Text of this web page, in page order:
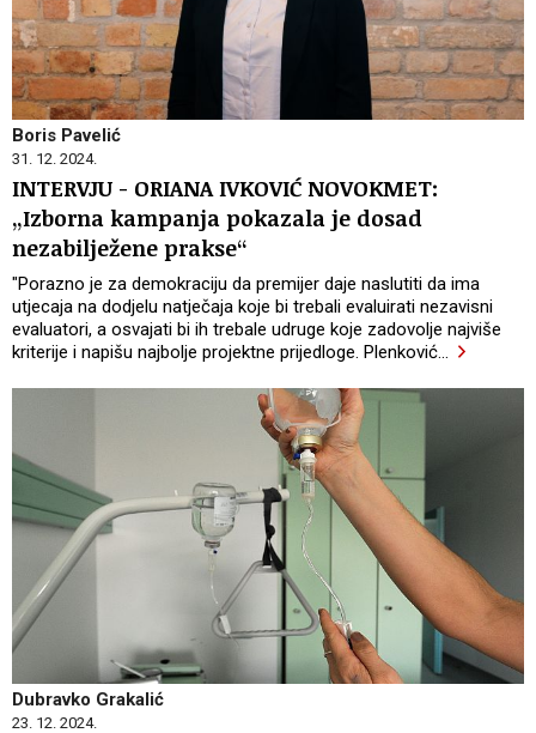
Boris Pavelić
31. 12. 2024.
INTERVJU - ORIANA IVKOVIĆ NOVOKMET:
„Izborna kampanja pokazala je dosad
nezabilježene prakse“
"Porazno je za demokraciju da premijer daje naslutiti da ima
utjecaja na dodjelu natječaja koje bi trebali evaluirati nezavisni
evaluatori, a osvajati bi ih trebale udruge koje zadovolje najviše
kriterije i napišu najbolje projektne prijedloge. Plenković…
Dubravko Grakalić
23. 12. 2024.